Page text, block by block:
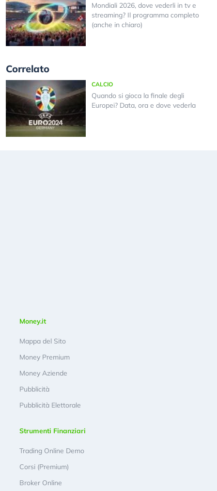
Mondiali 2026, dove vederli in tv e
streaming? Il programma completo
(anche in chiaro)
Correlato
CALCIO
Quando si gioca la finale degli
Europei? Data, ora e dove vederla
Money.it
Mappa del Sito
Money Premium
Money Aziende
Pubblicità
Pubblicità Elettorale
Strumenti Finanziari
Trading Online Demo
Corsi (Premium)
Broker Online